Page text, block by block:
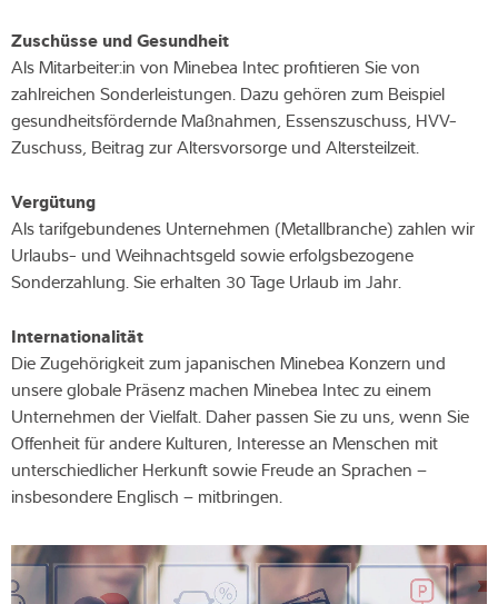
Zuschüsse und Gesundheit
Als Mitarbeiter:in von Minebea Intec profitieren Sie von
zahlreichen Sonderleistungen. Dazu gehören zum Beispiel
gesundheitsfördernde Maßnahmen, Essenszuschuss, HVV-
Zuschuss, Beitrag zur Altersvorsorge und Altersteilzeit.
Vergütung
Als tarifgebundenes Unternehmen (Metallbranche) zahlen wir
Urlaubs- und Weihnachtsgeld sowie erfolgsbezogene
Sonderzahlung. Sie erhalten 30 Tage Urlaub im Jahr.
Internationalität
Die Zugehörigkeit zum japanischen Minebea Konzern und
unsere globale Präsenz machen Minebea Intec zu einem
Unternehmen der Vielfalt. Daher passen Sie zu uns, wenn Sie
Offenheit für andere Kulturen, Interesse an Menschen mit
unterschiedlicher Herkunft sowie Freude an Sprachen –
insbesondere Englisch – mitbringen.